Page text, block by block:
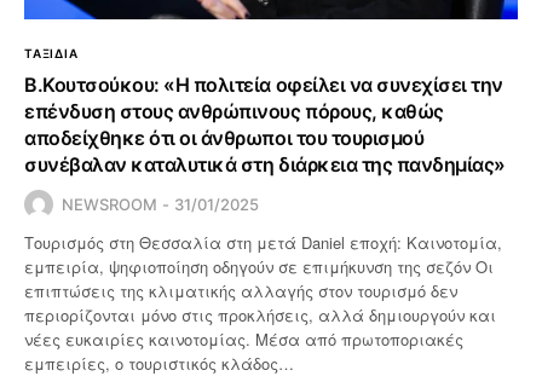
ΤΑΞΙΔΙΑ
Β.Κουτσούκου: «Η πολιτεία οφείλει να συνεχίσει την
επένδυση στους ανθρώπινους πόρους, καθώς
αποδείχθηκε ότι οι άνθρωποι του τουρισμού
συνέβαλαν καταλυτικά στη διάρκεια της πανδημίας»
NEWSROOM 31/01/2025
Τουρισμός στη Θεσσαλία στη μετά Daniel εποχή: Καινοτομία,
εμπειρία, ψηφιοποίηση οδηγούν σε επιμήκυνση της σεζόν Οι
επιπτώσεις της κλιματικής αλλαγής στον τουρισμό δεν
περιορίζονται μόνο στις προκλήσεις, αλλά δημιουργούν και
νέες ευκαιρίες καινοτομίας. Μέσα από πρωτοποριακές
εμπειρίες, ο τουριστικός κλάδος…